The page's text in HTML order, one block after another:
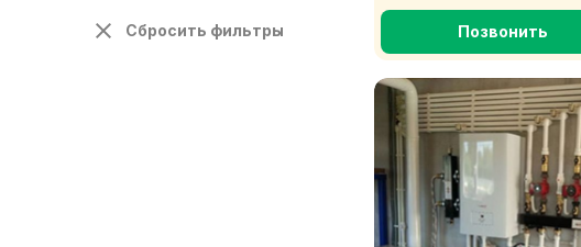
Сбросить фильтры Позвонить